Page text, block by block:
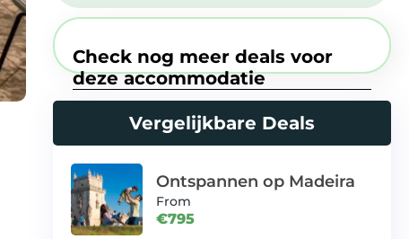
Check nog meer deals voor
deze accommodatie
Vergelijkbare Deals
Ontspannen op Madeira
From
€795